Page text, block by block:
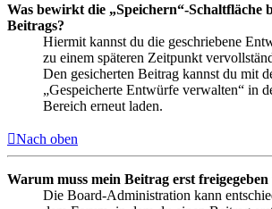
Was bewirkt die „Speichern“-Schaltfläche
Beitrags?
Hiermit kannst du die geschriebene
zu einem späteren Zeitpunkt
Den gesicherten Beitrag kannst du mit
„Gespeicherte Entwürfe verwalten“ in
Bereich erneut laden.
Nach oben
Warum muss mein Beitrag erst freigegeben
Die Board-Administration kann